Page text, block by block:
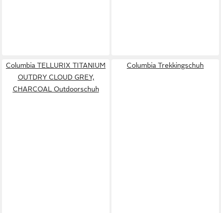
Columbia TELLURIX TITANIUM
OUTDRY CLOUD GREY,
CHARCOAL Outdoorschuh
Columbia Trekkingschuh